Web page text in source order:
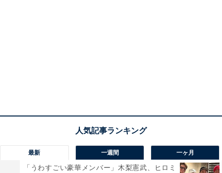
最新 一週間 一ヶ月
「うわすごい豪華メンバー」木梨憲武、ヒロミ